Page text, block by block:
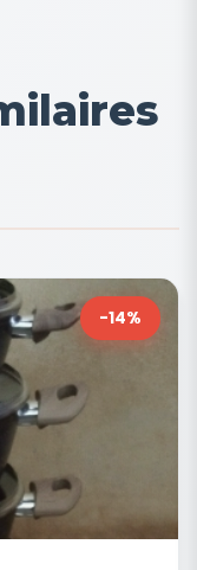
-14%